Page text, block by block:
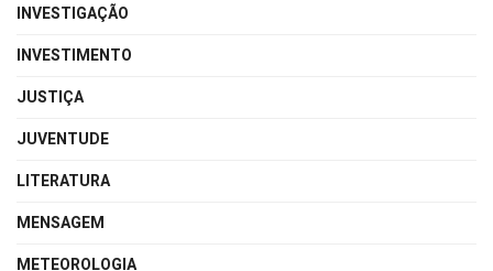
INVESTIGAÇÃO
INVESTIMENTO
JUSTIÇA
JUVENTUDE
LITERATURA
MENSAGEM
METEOROLOGIA